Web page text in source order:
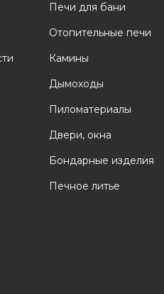
Печи для бани
Отопительные печи
Камины
Дымоходы
Пиломатериалы
Двери, окна
Бондарные изделия
Печное литье